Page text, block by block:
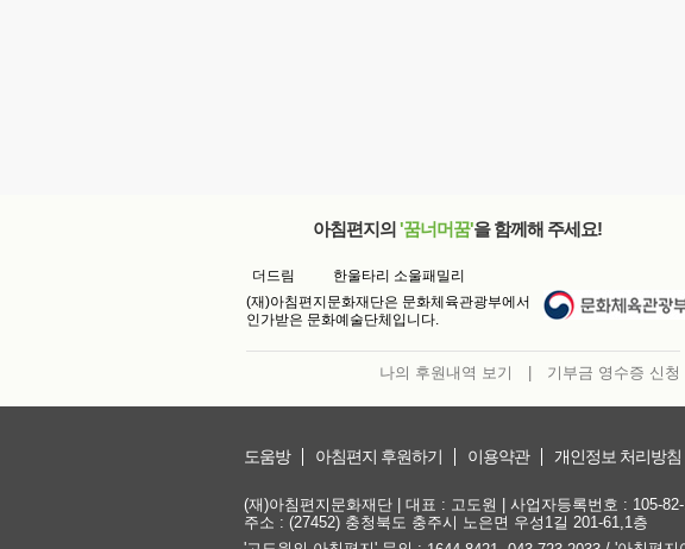
아침편지의 '꿈너머꿈'을 함께해 주세요!
더드림
한울타리 소울패밀리
(재)아침편지문화재단은 문화체육관광부에서
인가받은 문화예술단체입니다.
나의 후원내역 보기 기부금 영수증 신청
도움방 아침편지 후원하기 이용약관 개인정보 처리방침
(재)아침편지문화재단 | 대표 : 고도원 | 사업자등록번호 : 105-
주소 : (27452) 충청북도 충주시 노은면 우성1길 201-61,1층